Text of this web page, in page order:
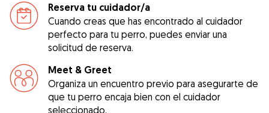
Reserva tu cuidador/a
Cuando creas que has encontrado al cuidador
perfecto para tu perro, puedes enviar una
solicitud de reserva.
Meet & Greet
Organiza un encuentro previo para asegurarte de
que tu perro encaja bien con el cuidador
seleccionado.